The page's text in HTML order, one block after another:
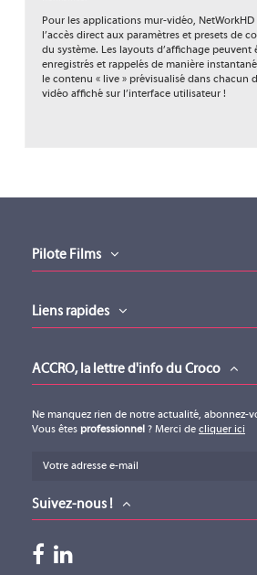
Pour les applications mur-vidéo, NetWorkHD
l’accès direct aux paramètres et presets de
du système. Les layouts d’affichage peuvent
enregistrés et rappelés de manière
le contenu « live » prévisualisé dans chacun
vidéo affiché sur l’interface utilisateur !
NHD-CTL-PRO
Pilote Films
Liens rapides
ACCRO, la lettre d'info du Croco
Ne manquez rien de notre actualité, abonnez-
Vous êtes professionnel ? Merci de cliquer ici
Suivez-nous !